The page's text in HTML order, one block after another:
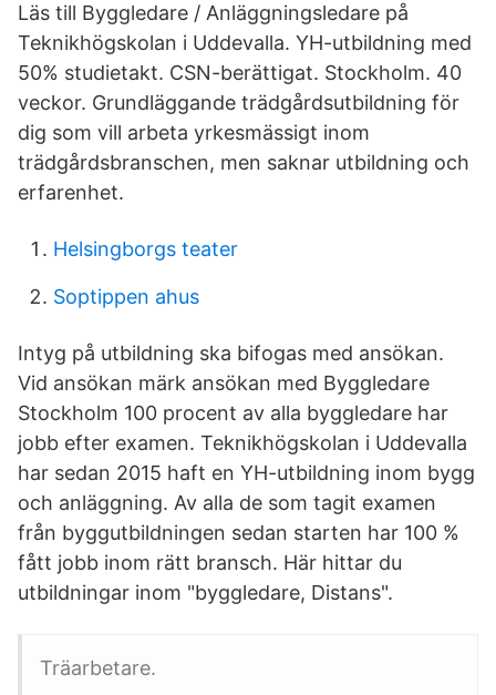
Läs till Byggledare / Anläggningsledare på
Teknikhögskolan i Uddevalla. YH-utbildning med
50% studietakt. CSN-berättigat. Stockholm. 40
veckor. Grundläggande trädgårdsutbildning för
dig som vill arbeta yrkesmässigt inom
trädgårdsbranschen, men saknar utbildning och
erfarenhet.
Helsingborgs teater
Soptippen ahus
Intyg på utbildning ska bifogas med ansökan.
Vid ansökan märk ansökan med Byggledare
Stockholm 100 procent av alla byggledare har
jobb efter examen. Teknikhögskolan i Uddevalla
har sedan 2015 haft en YH-utbildning inom bygg
och anläggning. Av alla de som tagit examen
från byggutbildningen sedan starten har 100 %
fått jobb inom rätt bransch. Här hittar du
utbildningar inom "byggledare, Distans".
Träarbetare.